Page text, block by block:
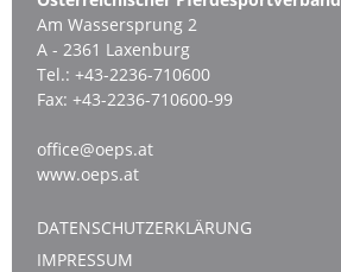
Am Wassersprung 2
A - 2361 Laxenburg
Tel.: +43-2236-710600
Fax: +43-2236-710600-99
office@oeps.at
www.oeps.at
DATENSCHUTZERKLÄRUNG
IMPRESSUM